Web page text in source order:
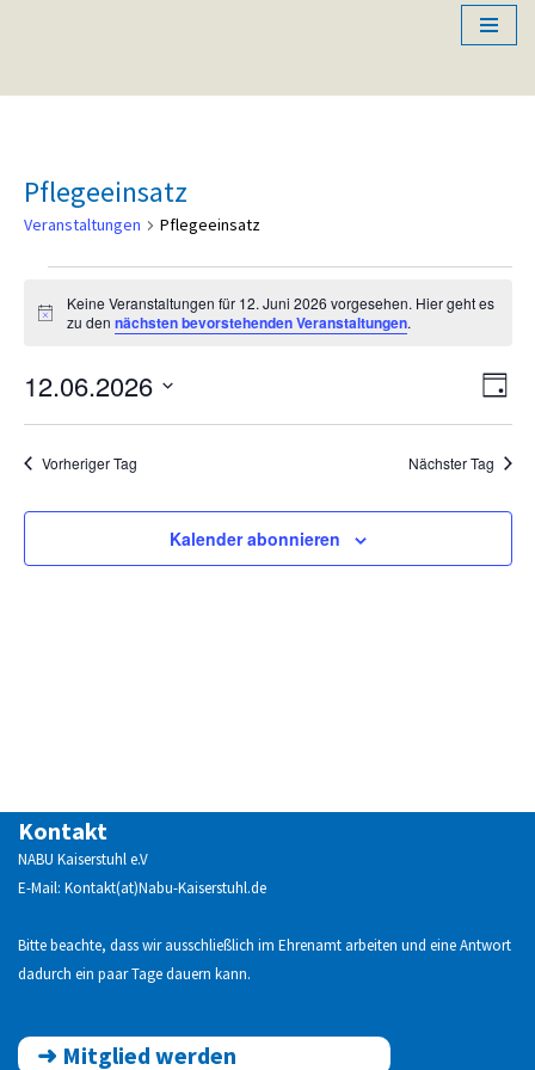
Inhalt
Pflegeeinsatz
Veranstaltungen Pflegeeinsatz
Hinweis
Keine Veranstaltungen für 12. Juni 2026 vorgesehen. Hier geht es
zu den nächsten bevorstehenden Veranstaltungen.
Tag
12.06.2026
Vorheriger Tag Nächster Tag
Kalender abonnieren
Kontakt
NABU Kaiserstuhl e.V
E-Mail: Kontakt(at)Nabu-Kaiserstuhl.de
Bitte beachte, dass wir ausschließlich im Ehrenamt arbeiten und eine Antwort
dadurch ein paar Tage dauern kann.
➜ Mitglied werden